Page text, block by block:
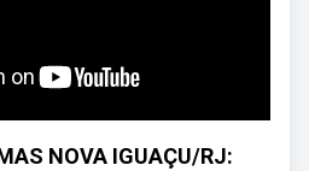
NOVA IGUAÇU/RJ: